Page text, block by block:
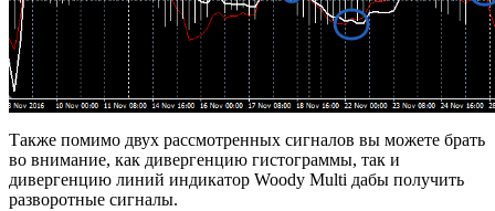
Также помимо двух рассмотренных сигналов вы можете брать
во внимание, как дивергенцию гистограммы, так и
дивергенцию линий индикатор Woody Multi дабы получить
разворотные сигналы.